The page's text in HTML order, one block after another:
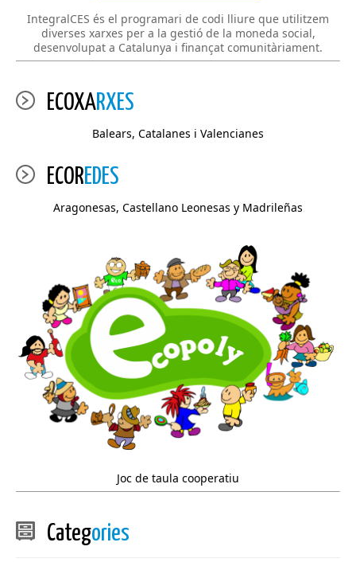
IntegralCES és el programari de codi lliure que utilitzem
diverses xarxes per a la gestió de la moneda social,
desenvolupat a Catalunya i finançat comunitàriament.
ECOXARXES
Balears, Catalanes i Valencianes
ECOREDES
Aragonesas, Castellano Leonesas y Madrileñas
Joc de taula cooperatiu
Categories